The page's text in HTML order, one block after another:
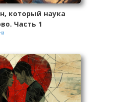
который наука
Часть 1